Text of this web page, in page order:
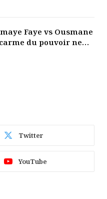
Faye vs Ousmane
du pouvoir ne
oublier les liens de la
Twitter
YouTube